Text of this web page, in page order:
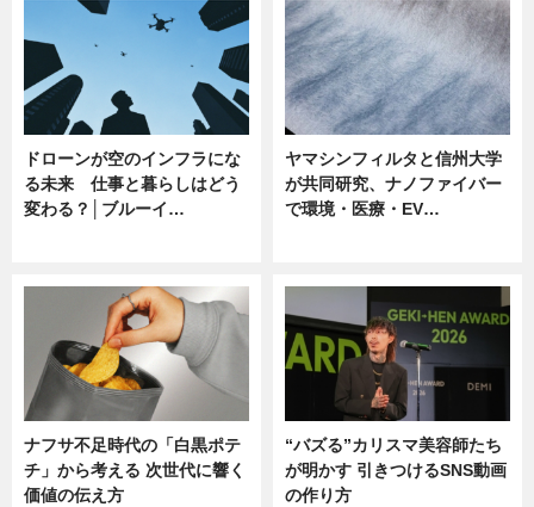
ドローンが空のインフラにな
る未来 仕事と暮らしはどう
変わる？│ブルーイ…
ヤマシンフィルタと信州大学
が共同研究、ナノファイバー
で環境・医療・EV…
ナフサ不足時代の「白黒ポテ
チ」から考える 次世代に響く
価値の伝え方
“バズる”カリスマ美容師たち
が明かす 引きつけるSNS動画
の作り方